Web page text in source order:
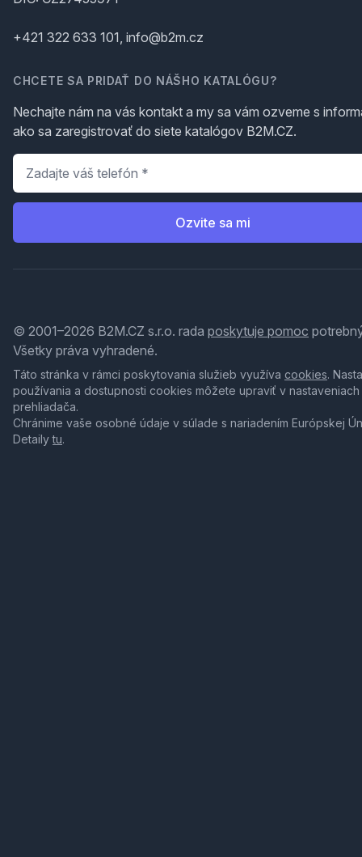
+421 322 633 101, info@b2m.cz
CHCETE SA PRIDAŤ DO NÁŠHO KATALÓGU?
Nechajte nám na vás kontakt a my sa vám ozveme s
ako sa zaregistrovať do siete katalógov B2M.CZ.
Telefón
Ozvite sa mi
© 2001–2026 B2M.CZ s.r.o. rada poskytuje pomoc
Všetky práva vyhradené.
Táto stránka v rámci poskytovania služieb využíva cookies.
používania a dostupnosti cookies môžete upraviť v nastaveniach
prehliadača.
Chránime vaše osobné údaje v súlade s nariadením Európskej
Detailytu.